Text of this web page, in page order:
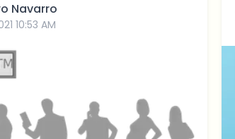
a pesar de
crecimiento reciente, todavía hay
asociada a la tecnología
embargo, es en este punto
crypto se convierte en una
desarrollo de la tecnología
mundial.
Navarro
10:53 AM